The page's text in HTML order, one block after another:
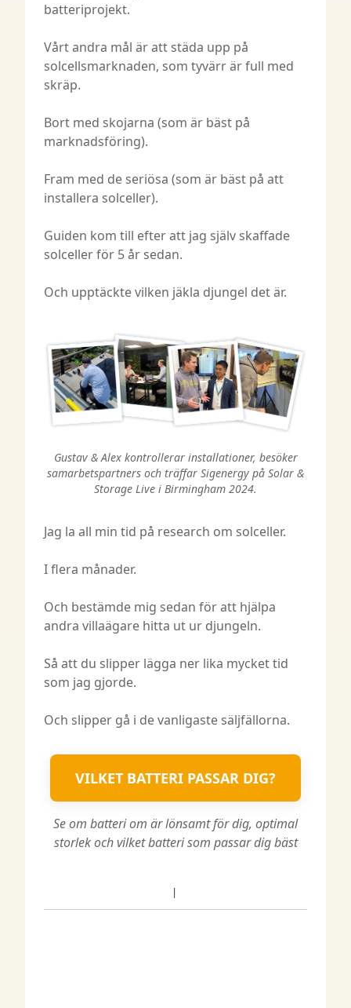
batteriprojekt.
Vårt andra mål är att städa upp på
solcellsmarknaden, som tyvärr är full med
skräp.
Bort med skojarna (som är bäst på
marknadsföring).
Fram med de seriösa (som är bäst på att
installera solceller).
Guiden kom till efter att jag själv skaffade
solceller för 5 år sedan.
Och upptäckte vilken jäkla djungel det är.
Gustav & Alex kontrollerar installationer, besöker
samarbetspartners och träffar Sigenergy på Solar &
Storage Live i Birmingham 2024.
Jag la all min tid på research om solceller.
I flera månader.
Och bestämde mig sedan för att hjälpa
andra villaägare hitta ut ur djungeln.
Så att du slipper lägga ner lika mycket tid
som jag gjorde.
Och slipper gå i de vanligaste säljfällorna.
VILKET BATTERI PASSAR DIG?
Se om batteri om är lönsamt för dig, optimal
storlek och vilket batteri som passar dig bäst